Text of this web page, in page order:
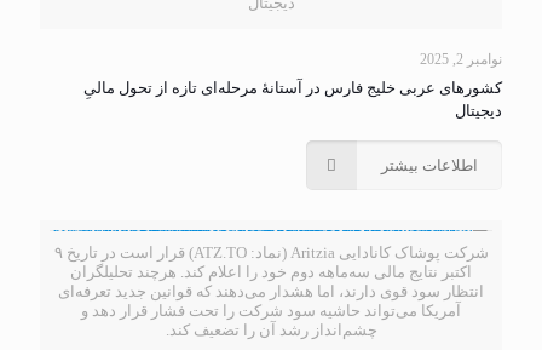
نوامبر 2, 2025
کشورهای عربی خلیج فارس در آستانهٔ مرحله‌ای تازه از تحول مالیِ
دیجیتال
اطلاعات بیشتر
شرکت پوشاک کانادایی Aritzia (نماد: ATZ.TO) قرار است در تاریخ ۹
اکتبر نتایج مالی سه‌ماهه دوم خود را اعلام کند. هرچند تحلیلگران
انتظار سود قوی دارند، اما هشدار می‌دهند که قوانین جدید تعرفه‌ای
آمریکا می‌تواند حاشیه سود شرکت را تحت فشار قرار دهد و
چشم‌انداز رشد آن را تضعیف کند.